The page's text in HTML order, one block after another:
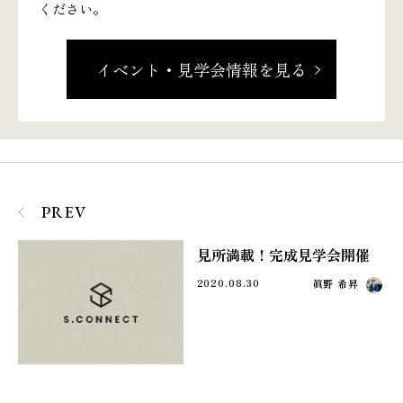
ください。
イベント・見学会情報を見る
PREV
見所満載！完成見学会開催
2020.08.30 眞野 希昇